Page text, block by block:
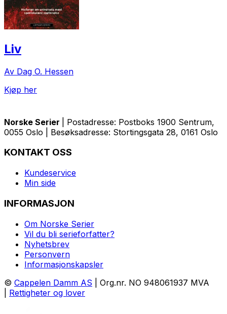
Liv
Av Dag O. Hessen
Kjøp her
Norske Serier
| Postadresse: Postboks 1900 Sentrum,
0055 Oslo | Besøksadresse: Stortingsgata 28, 0161 Oslo
KONTAKT OSS
Kundeservice
Min side
INFORMASJON
Om Norske Serier
Vil du bli serieforfatter?
Nyhetsbrev
Personvern
Informasjonskapsler
© Cappelen Damm AS | Org.nr. NO 948061937 MVA
Rettigheter og lover